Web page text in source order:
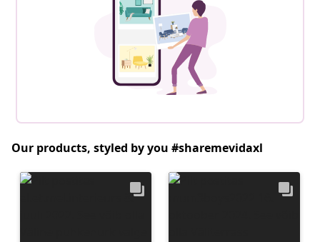
Our products, styled by you #sharemevidaxl